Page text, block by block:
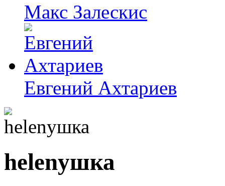
Макс Залескис
Евгений Ахтариев
helenушка